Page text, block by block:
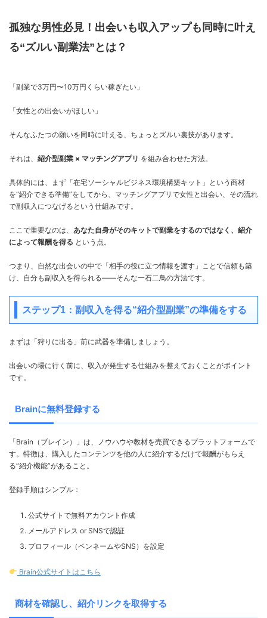
孤独な男性必見！出会いも収入アップも同時に叶え
る“ズルい副業法”とは？
「副業で3万円〜10万円くらい稼ぎたい」
「女性との出会いがほしい」
そんなふたつの願いを同時に叶える、ちょっとズルい裏技があります。
それは、 紹介型副業 × マッチングアプリ を組み合わせた方法。
具体的には、まず「在宅ソーシャルビジネス環境構築キット」という商材
を“紹介できる準備”をしてから、マッチングアプリで女性と出会い、その流れ
で副収入につなげるという仕組みです。
ここで重要なのは、 あなた自身がそのキットで副業をするのではなく、紹介
によって報酬を得る という点。
つまり、自然な出会いの中で「相手の役に立つ情報を渡す」ことで信頼も築
け、自分も副収入を得られる——そんな一石二鳥の方法です。
ステップ1：副収入を得る“紹介型副業”の準備をする
まずは「狩りに出る」前に武器を準備しましょう。
出会いの場に行く前に、収入が発生する仕組みを整えておくことがポイント
です。
Brainに無料登録する
「Brain（ブレイン）」は、ノウハウや教材を売買できるプラットフォームで
す。特徴は、購入したコンテンツを他の人に紹介するだけで報酬がもらえ
る“紹介機能”があること。
登録手順はシンプル：
公式サイトで無料アカウント作成
メールアドレス or SNSで認証
プロフィール（ペンネームやSNS）を設定
Brain公式サイトはこちら
商材を確認し、紹介リンクを取得する